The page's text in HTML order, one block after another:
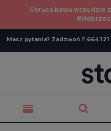
Gorąca kawa wszędzie
Masz pytania? Zadzwoń  664 121